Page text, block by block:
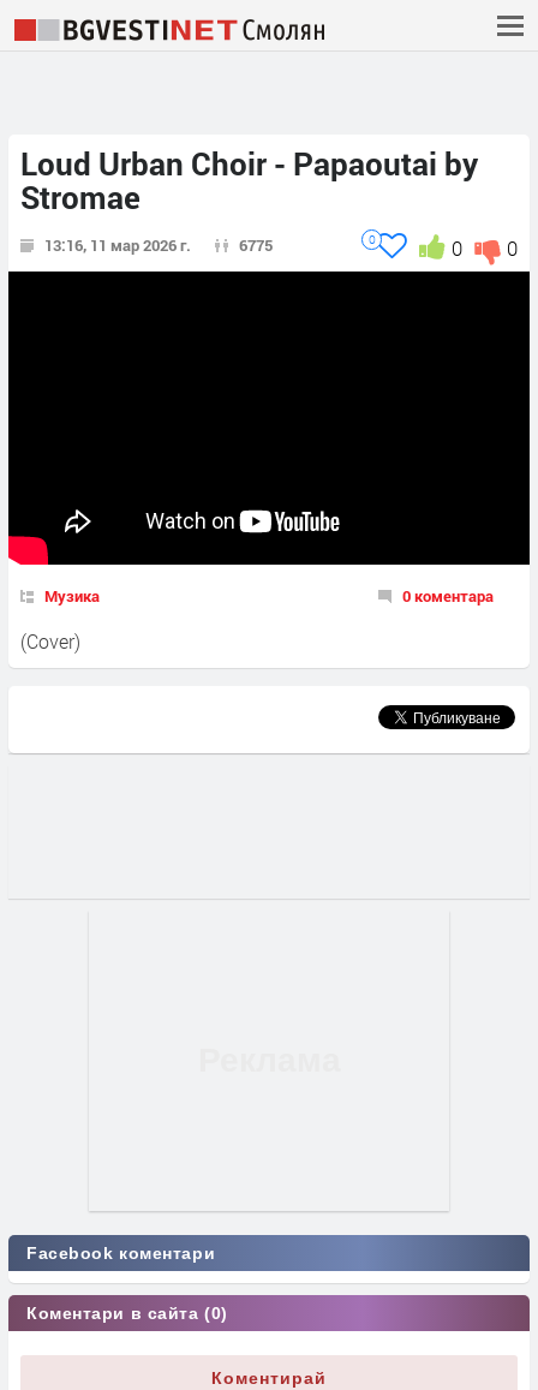
Loud Urban Choir - Papaoutai by
Stromae
13:16, 11 мар 2026 г. 6775 0
0
0
Музика 0 коментара
(Cover)
Facebook коментари
Коментари в сайта (0)
Коментирай